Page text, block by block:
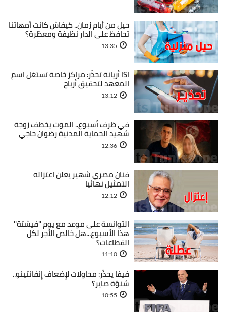
حيل من أيام زمان.. كيفاش كانت أمهاتنا
تحافظ على الدار نظيفة ومعطّرة؟
13:35
ISI أريانة تحذّر: مراكز خاصة تستغل اسم
المعهد لتحقيق أرباح
13:12
في ظرف أسبوع.. الموت يخطف زوجة
شهيد الحماية المدنية رضوان حاجي
12:36
فنان مصري شهير يعلن اعتزاله
التمثيل نهائيا
12:12
التوانسة على موعد مع يوم ''فيشتة''
هذا الأسبوع...هل خالص الأجر لكل
القطاعات؟
11:10
فيفا يحذّر: محاولات لإضعاف إنفانتينو..
شنوّة صاير؟
10:55